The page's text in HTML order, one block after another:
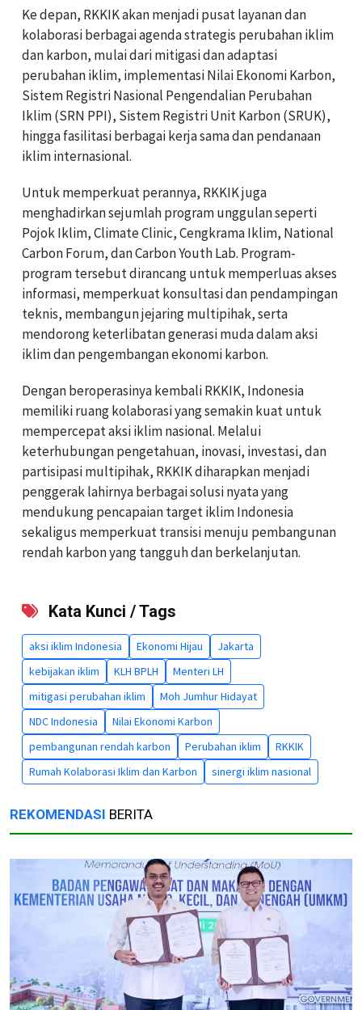
Ke depan, RKKIK akan menjadi pusat layanan dan
kolaborasi berbagai agenda strategis perubahan iklim
dan karbon, mulai dari mitigasi dan adaptasi
perubahan iklim, implementasi Nilai Ekonomi Karbon,
Sistem Registri Nasional Pengendalian Perubahan
Iklim (SRN PPI), Sistem Registri Unit Karbon (SRUK),
hingga fasilitasi berbagai kerja sama dan pendanaan
iklim internasional.
Untuk memperkuat perannya, RKKIK juga
menghadirkan sejumlah program unggulan seperti
Pojok Iklim, Climate Clinic, Cengkrama Iklim, National
Carbon Forum, dan Carbon Youth Lab. Program-
program tersebut dirancang untuk memperluas akses
informasi, memperkuat konsultasi dan pendampingan
teknis, membangun jejaring multipihak, serta
mendorong keterlibatan generasi muda dalam aksi
iklim dan pengembangan ekonomi karbon.
Dengan beroperasinya kembali RKKIK, Indonesia
memiliki ruang kolaborasi yang semakin kuat untuk
mempercepat aksi iklim nasional. Melalui
keterhubungan pengetahuan, inovasi, investasi, dan
partisipasi multipihak, RKKIK diharapkan menjadi
penggerak lahirnya berbagai solusi nyata yang
mendukung pencapaian target iklim Indonesia
sekaligus memperkuat transisi menuju pembangunan
rendah karbon yang tangguh dan berkelanjutan.
Kata Kunci / Tags
aksi iklim Indonesia Ekonomi Hijau
Jakarta
kebijakan iklim
KLH BPLH
Menteri LH
mitigasi perubahan iklim
Moh Jumhur Hidayat
NDC Indonesia
Nilai Ekonomi Karbon
pembangunan rendah karbon
Perubahan iklim
RKKIK
Rumah Kolaborasi Iklim dan Karbon
sinergi iklim nasional
REKOMENDASI BERITA